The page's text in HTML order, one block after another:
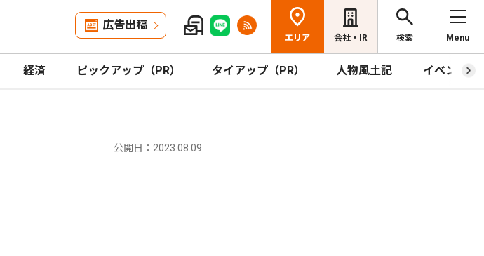
広告出稿
エリア 会社・IR 検索 Menu
経済 ピックアップ（PR） タイアップ（PR） 人物風土記 イベント
公開日：2023.08.09